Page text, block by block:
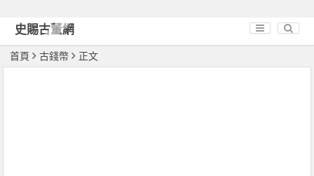
史賜古董網
首頁 古錢幣 正文